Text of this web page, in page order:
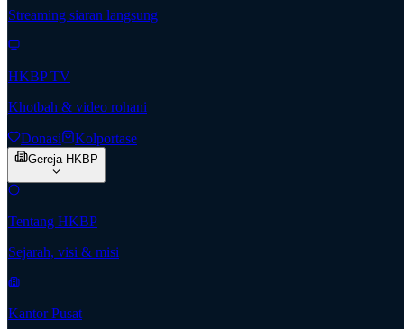
Streaming siaran langsung
HKBP TV
Khotbah & video rohani
Donasi Kolportase
Gereja HKBP
Tentang HKBP
Sejarah, visi & misi
Kantor Pusat